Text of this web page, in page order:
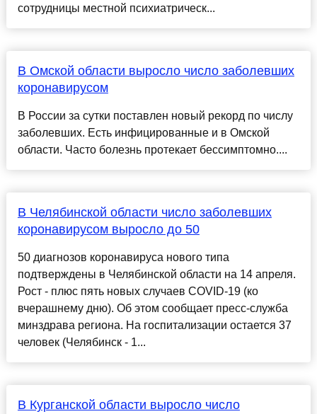
сотрудницы местной психиатрическ...
В Омской области выросло число заболевших
коронавирусом
В России за сутки поставлен новый рекорд по числу
заболевших. Есть инфицированные и в Омской
области. Часто болезнь протекает бессимптомно....
В Челябинской области число заболевших
коронавирусом выросло до 50
50 диагнозов коронавируса нового типа
подтверждены в Челябинской области на 14 апреля.
Рост - плюс пять новых случаев COVID-19 (ко
вчерашнему дню). Об этом сообщает пресс-служба
минздрава региона. На госпитализации остается 37
человек (Челябинск - 1...
В Курганской области выросло число